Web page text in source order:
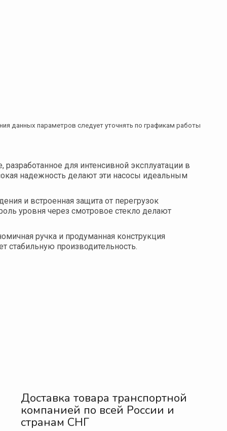
данных параметров следует уточнять по графикам работы
для интенсивной эксплуатации в
надежность делают эти насосы идеальным
и встроенная защита от перегрузок
уровня через смотровое стекло делают
ручка и продуманная конструкция
стабильную производительность.
Доставка товара транспортной
компанией по всей России и
странам СНГ